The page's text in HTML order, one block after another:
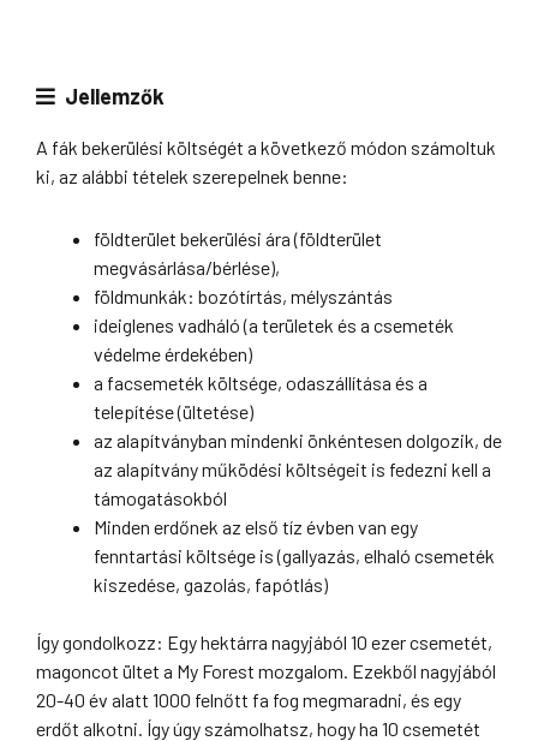
Jellemzők
A fák bekerülési költségét a következő módon számoltuk
ki, az alábbi tételek szerepelnek benne:
földterület bekerülési ára (földterület
megvásárlása/bérlése),
földmunkák: bozótírtás, mélyszántás
ideiglenes vadháló (a területek és a csemeték
védelme érdekében)
a facsemeték költsége, odaszállítása és a
telepítése (ültetése)
az alapítványban mindenki önkéntesen dolgozik, de
az alapítvány működési költségeit is fedezni kell a
támogatásokból
Minden erdőnek az első tíz évben van egy
fenntartási költsége is (gallyazás, elhaló csemeték
kiszedése, gazolás, fapótlás)
Így gondolkozz: Egy hektárra nagyjából 10 ezer csemetét,
magoncot ültet a My Forest mozgalom. Ezekből nagyjából
20-40 év alatt 1000 felnőtt fa fog megmaradni, és egy
erdőt alkotni. Így úgy számolhatsz, hogy ha 10 csemetét